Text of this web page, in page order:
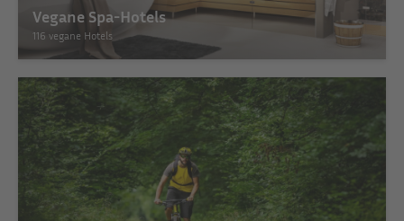
Vegane Spa-Hotels
116 vegane Hotels